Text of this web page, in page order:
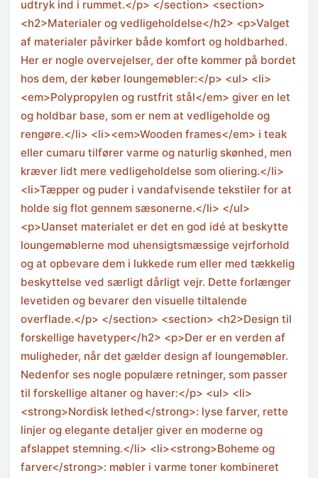
udtryk ind i rummet.</p> </section> <section>
<h2>Materialer og vedligeholdelse</h2> <p>Valget
af materialer påvirker både komfort og holdbarhed.
Her er nogle overvejelser, der ofte kommer på bordet
hos dem, der køber loungemøbler:</p> <ul> <li>
<em>Polypropylen og rustfrit stål</em> giver en let
og holdbar base, som er nem at vedligeholde og
rengøre.</li> <li><em>Wooden frames</em> i teak
eller cumaru tilfører varme og naturlig skønhed, men
kræver lidt mere vedligeholdelse som oliering.</li>
<li>Tæpper og puder i vandafvisende tekstiler for at
holde sig flot gennem sæsonerne.</li> </ul>
<p>Uanset materialet er det en god idé at beskytte
loungemøblerne mod uhensigtsmæssige vejrforhold
og at opbevare dem i lukkede rum eller med tækkelig
beskyttelse ved særligt dårligt vejr. Dette forlænger
levetiden og bevarer den visuelle tiltalende
overflade.</p> </section> <section> <h2>Design til
forskellige havetyper</h2> <p>Der er en verden af
muligheder, når det gælder design af loungemøbler.
Nedenfor ses nogle populære retninger, som passer
til forskellige altaner og haver:</p> <ul> <li>
<strong>Nordisk lethed</strong>: lyse farver, rette
linjer og elegante detaljer giver en moderne og
afslappet stemning.</li> <li><strong>Boheme og
farver</strong>: møbler i varme toner kombineret